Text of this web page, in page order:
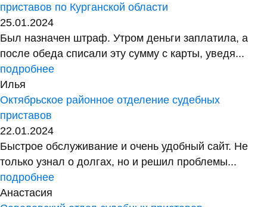
приставов по Курганской области
25.01.2024
Был назначен штраф. Утром деньги заплатила, а
после обеда списали эту сумму с карты, уведя...
подробнее
Илья
Октябрьское районное отделение судебных
приставов
22.01.2024
Быстрое обслуживание и очень удобный сайт. Не
только узнал о долгах, но и решил проблемы...
подробнее
Анастасия